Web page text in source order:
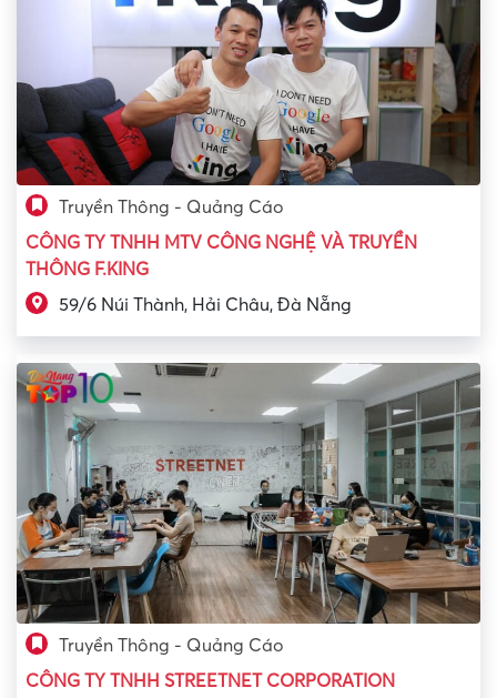
Truyền Thông - Quảng Cáo
CÔNG TY TNHH MTV CÔNG NGHỆ VÀ TRUYỀN
THÔNG F.KING
59/6 Núi Thành, Hải Châu, Đà Nẵng
Truyền Thông - Quảng Cáo
CÔNG TY TNHH STREETNET CORPORATION